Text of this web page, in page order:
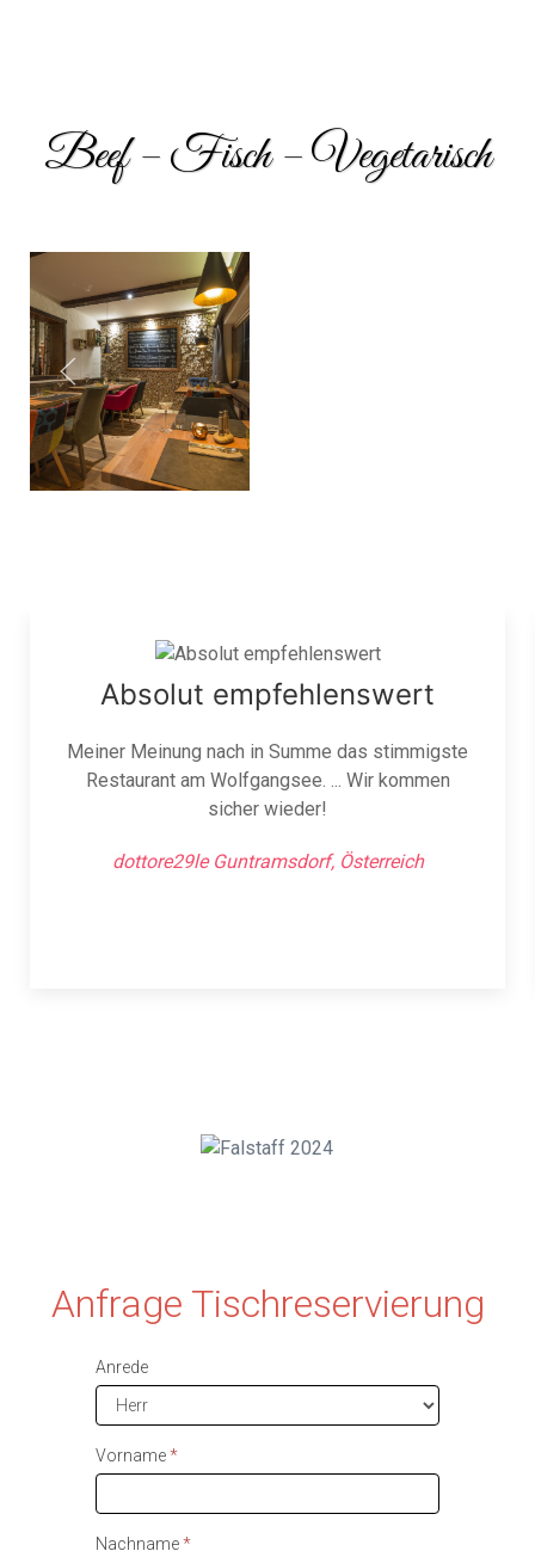
Beef – Fisch – Vegetarisch
Absolut empfehlenswert
Meiner Meinung nach in Summe das stimmigste
Restaurant am Wolfgangsee. ... Wir kommen
sicher wieder!
dottore29le Guntramsdorf, Österreich
Anfrage Tischreservierung
Anrede
Vorname*
Nachname*